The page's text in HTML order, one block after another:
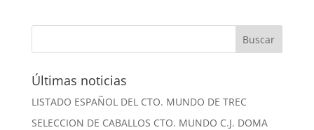
Últimas noticias
LISTADO ESPAÑOL DEL CTO. MUNDO DE TREC
SELECCION DE CABALLOS CTO. MUNDO C.J. DOMA